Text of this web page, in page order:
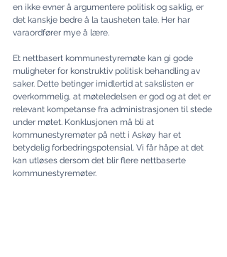
en ikke evner å argumentere politisk og saklig, er
det kanskje bedre å la tausheten tale. Her har
varaordfører mye å lære.
Et nettbasert kommunestyremøte kan gi gode
muligheter for konstruktiv politisk behandling av
saker. Dette betinger imidlertid at sakslisten er
overkommelig, at møteledelsen er god og at det er
relevant kompetanse fra administrasjonen til stede
under møtet. Konklusjonen må bli at
kommunestyremøter på nett i Askøy har et
betydelig forbedringspotensial. Vi får håpe at det
kan utløses dersom det blir flere nettbaserte
kommunestyremøter.